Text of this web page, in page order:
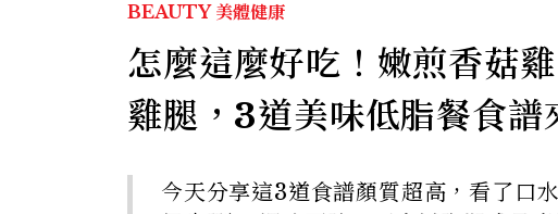
BEAUTY 美體健康
怎麼這麼好吃！嫩煎香菇
雞腿，3道美味低脂餐食譜
今天分享這3道食譜顏質超高，看了口